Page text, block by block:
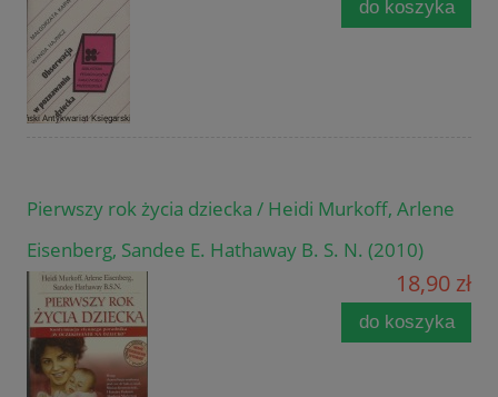
do koszyka
Pierwszy rok życia dziecka / Heidi Murkoff, Arlene
Eisenberg, Sandee E. Hathaway B. S. N. (2010)
18,90 zł
do koszyka